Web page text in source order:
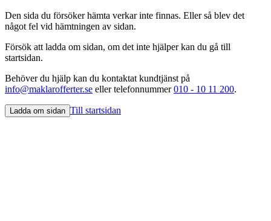
Den sida du försöker hämta verkar inte finnas. Eller så blev det
något fel vid hämtningen av sidan.
Försök att ladda om sidan, om det inte hjälper kan du gå till
startsidan.
Behöver du hjälp kan du kontaktat kundtjänst på
info@maklarofferter.se eller telefonnummer010 - 10 11 200.
Ladda om sidan Till startsidan